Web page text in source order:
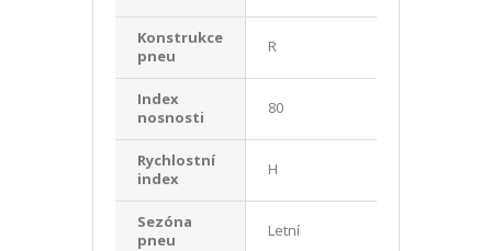
Konstrukce
pneu
R
Index
nosnosti
80
Rychlostní
index
H
Sezóna
pneu
Letní